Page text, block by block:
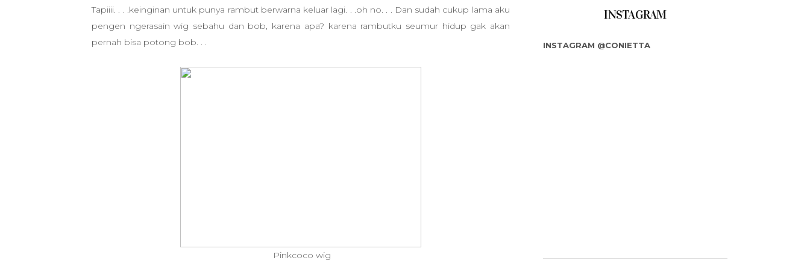
Tapiiii. . . .keinginan untuk punya rambut berwarna keluar lagi. . .oh no. . . Dan sudah cukup lama aku
pengen ngerasain wig sebahu dan bob, karena apa? karena rambutku seumur hidup gak akan
pernah bisa potong bob. . .
Pinkcoco wig
INSTAGRAM
INSTAGRAM @CONIETTA